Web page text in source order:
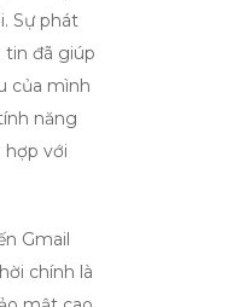
Sự phát
đã giúp
của mình
năng
hợp với
Gmail
chính là